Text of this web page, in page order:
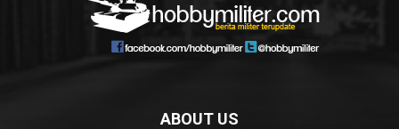
ABOUT US